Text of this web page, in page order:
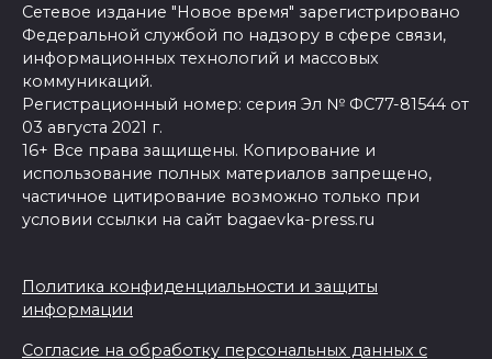
Сетевое издание "Новое время" зарегистрировано
Федеральной службой по надзору в сфере связи,
информационных технологий и массовых
коммуникаций.
Регистрационный номер: серия Эл № ФС77-81544 от
03 августа 2021 г.
16+ Все права защищены. Копирование и
использование полных материалов запрещено,
частичное цитирование возможно только при
условии ссылки на сайт bagaevka-press.ru
Политика конфиденциальности и защиты
информации
Согласие на обработку персональных данных с